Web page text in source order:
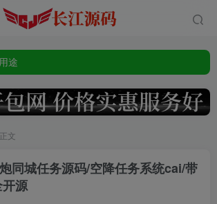
途
途
正文
同城任务源码/空降任务系统cai/带
源